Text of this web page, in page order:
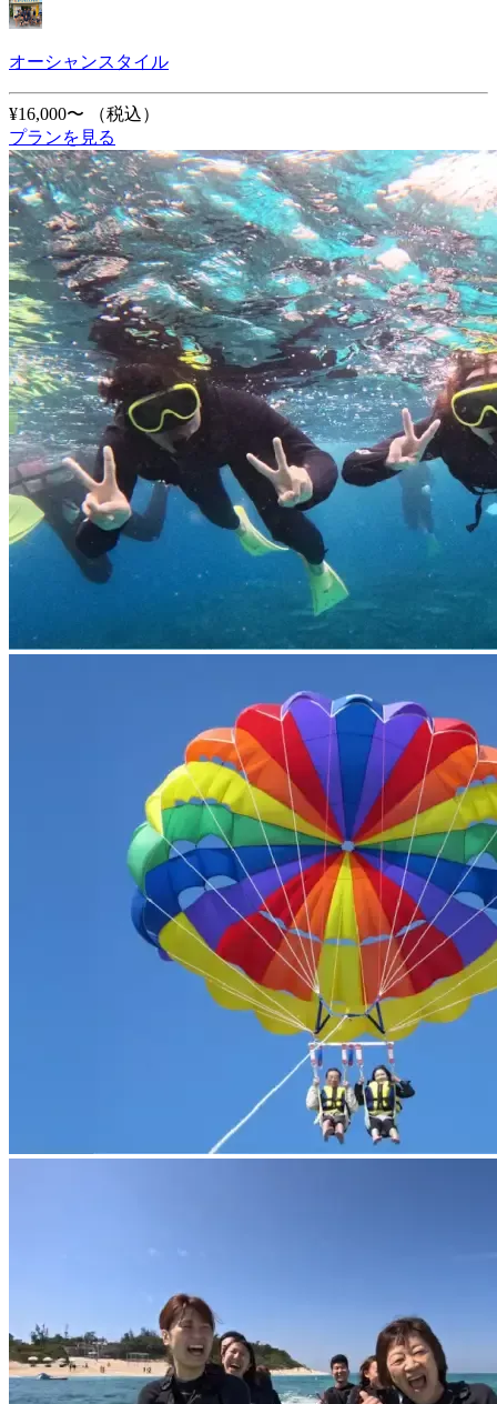
オーシャンスタイル
¥16,000〜
（税込）
プランを見る